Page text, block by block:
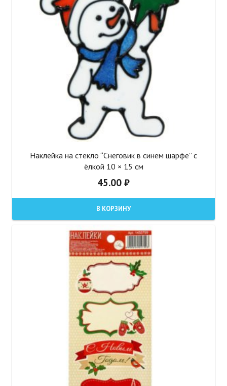
Наклейка на стекло “Снеговик в синем шарфе” с
ёлкой 10 × 15 см
45.00 ₽
В КОРЗИНУ